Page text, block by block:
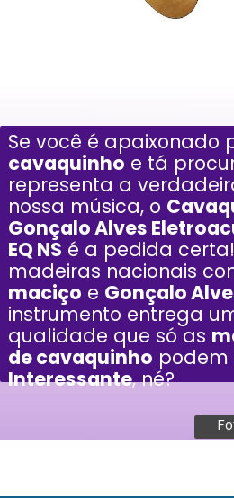
Se você é apaixonado
cavaquinho e tá
representa a
nossa música, o
Gonçalo Alves
EQ NS é a pedida
madeiras nacionais
maciço e Gonçalo
instrumento entrega
qualidade que só as
de cavaquinho podem
Interessante, né?